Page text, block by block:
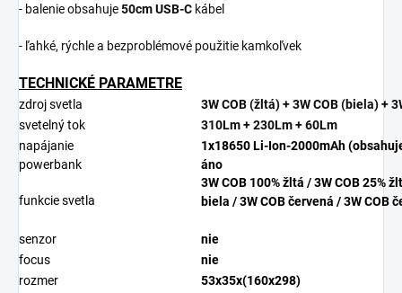
- balenie obsahuje50cm USB-C kábel
- ľahké, rýchle a bezproblémové použitie kamkoľvek
TECHNICKÉ PARAMETRE
zdroj svetla
3W COB (žltá) + 3W COB (biela) +
svetelný tok
310Lm + 230Lm + 60Lm
napájanie
1x18650 Li-Ion-2000mAh
powerbank
áno
funkcie svetla
3W COB 100% žltá / 3W COB 25%
biela / 3W COB červená / 3W COB
senzor
nie
focus
nie
rozmer
53x35x(160x298)